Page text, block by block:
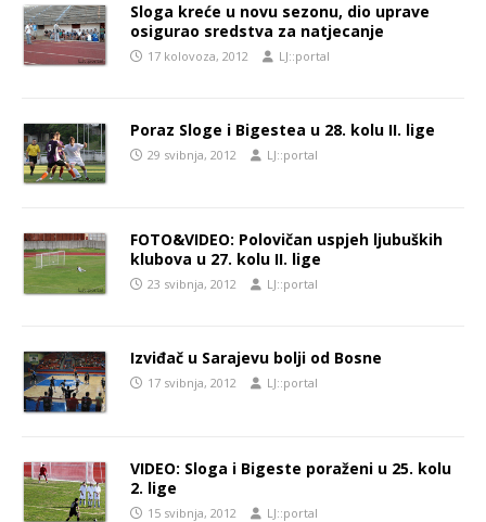
Sloga kreće u novu sezonu, dio uprave
osigurao sredstva za natjecanje
17 kolovoza, 2012 LJ::portal
Poraz Sloge i Bigestea u 28. kolu II. lige
29 svibnja, 2012 LJ::portal
FOTO&VIDEO: Polovičan uspjeh ljubuških
klubova u 27. kolu II. lige
23 svibnja, 2012 LJ::portal
Izviđač u Sarajevu bolji od Bosne
17 svibnja, 2012 LJ::portal
VIDEO: Sloga i Bigeste poraženi u 25. kolu
2. lige
15 svibnja, 2012 LJ::portal